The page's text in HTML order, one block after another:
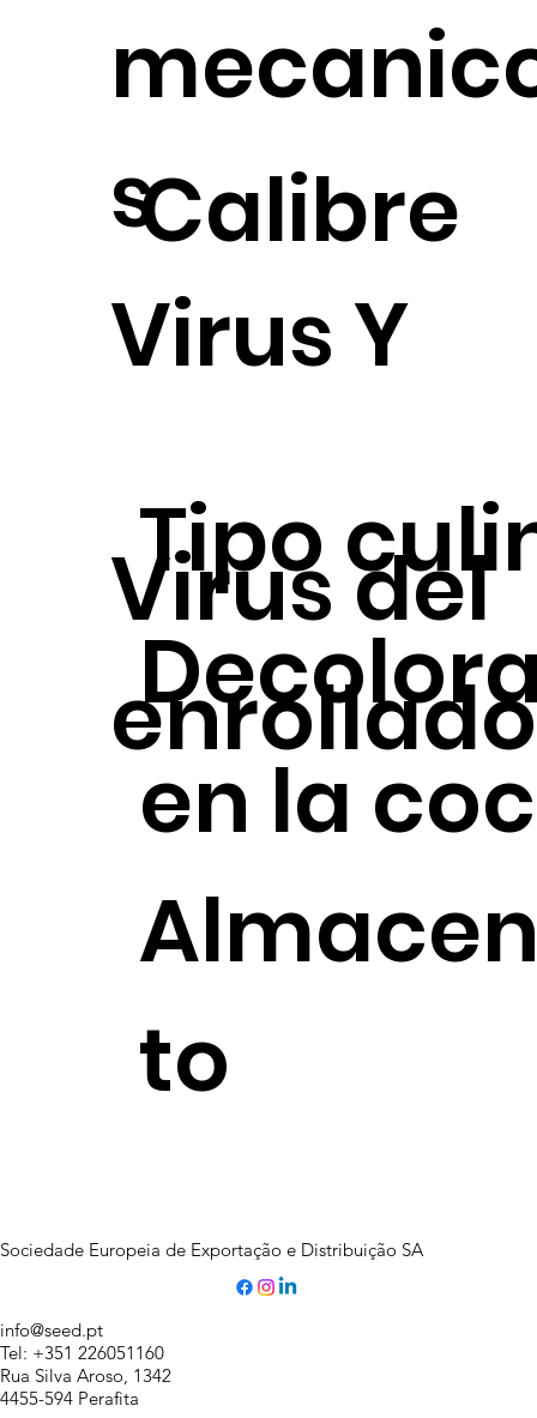
s
Virus del
enrollado
Virus Y
Calibre
Tipo
en la
to
Sociedade Europeia de Exportação e Distribuição SA
info@seed.pt
Tel: +351 226051160
Rua Silva Aroso, 1342
4455-594 Perafita